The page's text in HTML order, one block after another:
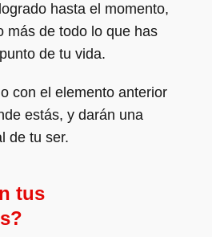
hasta el momento,
más de todo lo que has
de tu vida.
con el elemento anterior
estás, y darán una
de tu ser.
tus